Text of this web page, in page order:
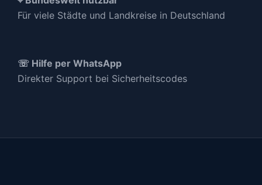
Für viele Städte und Landkreise in Deutschland
☏ Hilfe per WhatsApp
Direkter Support bei Sicherheitscodes